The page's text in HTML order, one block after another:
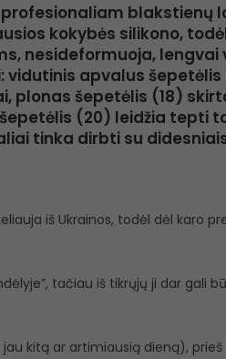
blakstienų
kokybės silikono,
nesideformuoja, lengvai
vidutinis apvalus
plonas šepetėlis (18)
(20) leidžia tepti
tinka dirbti su
iš Ukrainos, todėl dėl karo
tačiau iš tikrųjų ji dar gali
kitą ar artimiausią dieną), prieš